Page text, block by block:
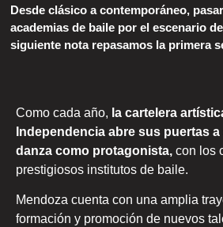
Desde clásico a contemporáneo,
academias de baile por el escenario
siguiente nota repasamos la primera
Como cada año, la cartelera
Independencia abre sus puertas
danza como protagonista, con los
prestigiosos institutos de baile.
Mendoza cuenta con una amplia
formación y promoción de nuevos